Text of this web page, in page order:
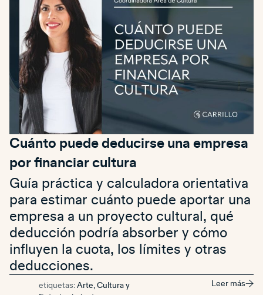
Cuánto puede deducirse una empresa
por financiar cultura
Guía práctica y calculadora orientativa
para estimar cuánto puede aportar una
empresa a un proyecto cultural, qué
deducción podría absorber y cómo
influyen la cuota, los límites y otras
deducciones.
etiquetas: Arte, Cultura y
Leer más